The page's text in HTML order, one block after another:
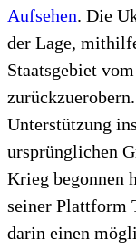
Aufsehen. Die
der Lage,
Staatsgebiet
Unterstützung
ursprünglichen
Krieg begonnen
seiner Plattform
darin einen